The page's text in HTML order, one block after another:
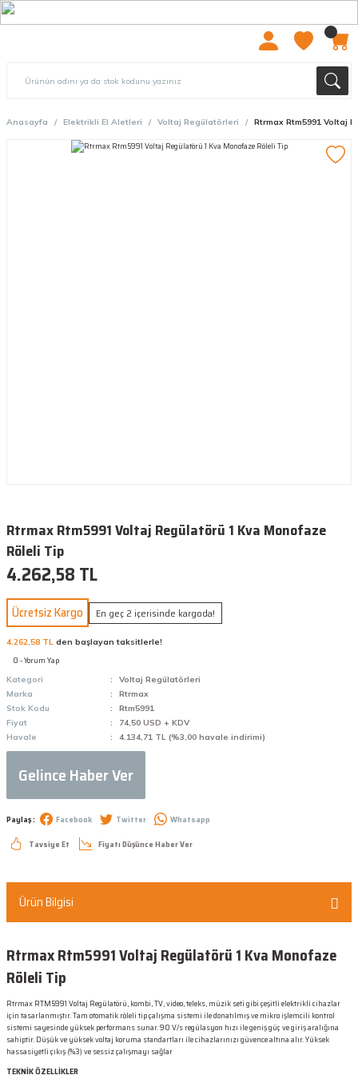
Anasayfa Elektrikli El Aletleri Voltaj Regülatörleri Rtrmax Rtm5991 Voltaj
Rtrmax Rtm5991 Voltaj Regülatörü 1 Kva Monofaze
Röleli Tip
4.262,58 TL
Ücretsiz Kargo En geç 2 içerisinde kargoda!
4.262,58 TL den başlayan taksitlerle!
0 - Yorum Yap
Kategori
Voltaj Regülatörleri
Marka
Rtrmax
Stok Kodu
Rtm5991
Fiyat
74,50 USD + KDV
Havale
4.134,71 TL (%3,00 havale indirimi)
Gelince Haber Ver
Paylaş : Facebook Twitter
Whatsapp
Tavsiye Et
Fiyatı Düşünce Haber Ver
Ürün Bilgisi
Rtrmax Rtm5991 Voltaj Regülatörü 1 Kva Monofaze
Röleli Tip
Rtrmax RTM5991 Voltaj Regülatörü, kombi, TV, video, teleks, müzik seti gibi çeşitli elektrikli cihazlar
için tasarlanmıştır. Tam otomatik röleli tip çalışma sistemi ile donatılmış ve mikro işlemcili kontrol
sistemi sayesinde yüksek performans sunar. 90 V/s regülasyon hızı ile geniş güç ve giriş aralığına
sahiptir. Düşük ve yüksek voltaj koruma standartları ile cihazlarınızı güvence altına alır. Yüksek
hassasiyetli çıkış (%3) ve sessiz çalışmayı sağlar
TEKNİK ÖZELLİKLER